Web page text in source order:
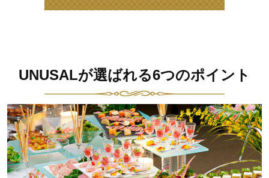
UNUSALが選ばれる6つのポイント